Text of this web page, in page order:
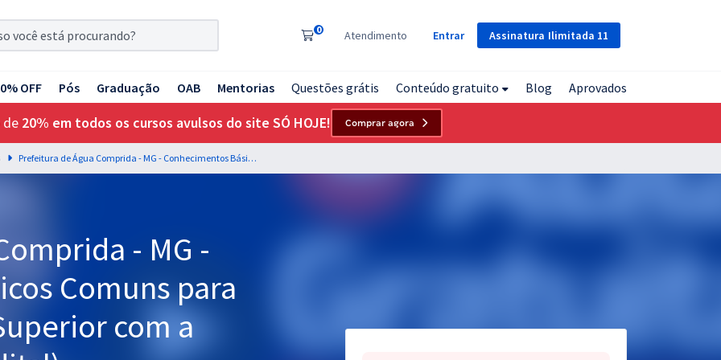
Assinatura Ilimitada 11
0 Atendimento Entrar
OFF Pós Graduação OAB Mentorias Questões grátis Conteúdo gratuito Blog Aprovados
de 20% em todos os cursos avulsos do site SÓ HOJE! Comprar agora
Prefeitura de Água Comprida - MG - Conhecimentos Básicos Comuns para os Cargos de Nível Superior com a Equipe Gran (Pós-Edital)
- MG -
Comuns para
com a